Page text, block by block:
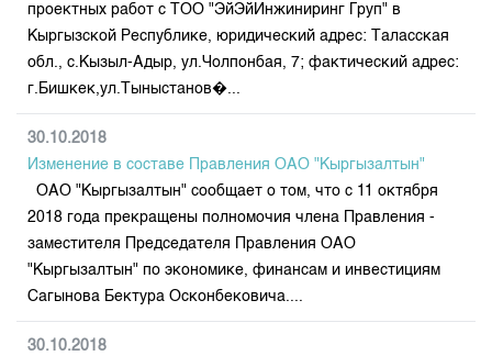
проектных работ с ТОО "ЭйЭйИнжиниринг Груп" в
Кыргызской Республике, юридический адрес: Таласская
обл., с.Кызыл-Адыр, ул.Чолпонбая, 7; фактический адрес:
г.Бишкек,ул.Тыныстанов�...
30.10.2018
Изменение в составе Правления ОАО "Кыргызалтын"
ОАО "Кыргызалтын" сообщает о том, что с 11 октября
2018 года прекращены полномочия члена Правления -
заместителя Председателя Правления ОАО
"Кыргызалтын" по экономике, финансам и инвестициям
Сагынова Бектура Осконбековича....
30.10.2018